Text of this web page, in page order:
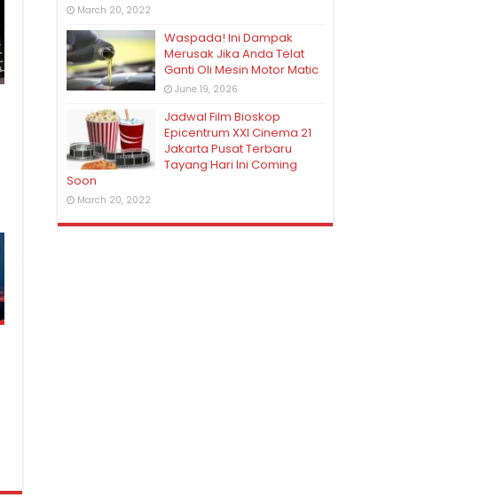
March 20, 2022
Waspada! Ini Dampak
Merusak Jika Anda Telat
Ganti Oli Mesin Motor Matic
June 19, 2026
Jadwal Film Bioskop
Epicentrum XXI Cinema 21
Jakarta Pusat Terbaru
Tayang Hari Ini Coming
Soon
March 20, 2022